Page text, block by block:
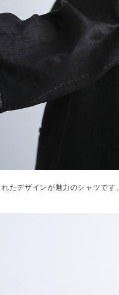
たデザインが魅力のシャツです。